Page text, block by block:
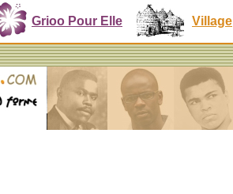
Grioo Pour Elle Village